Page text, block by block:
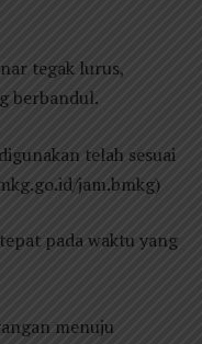
tegak lurus,
berbandul.
telah sesuai
jam.bmkg)
pada waktu yang
menuju